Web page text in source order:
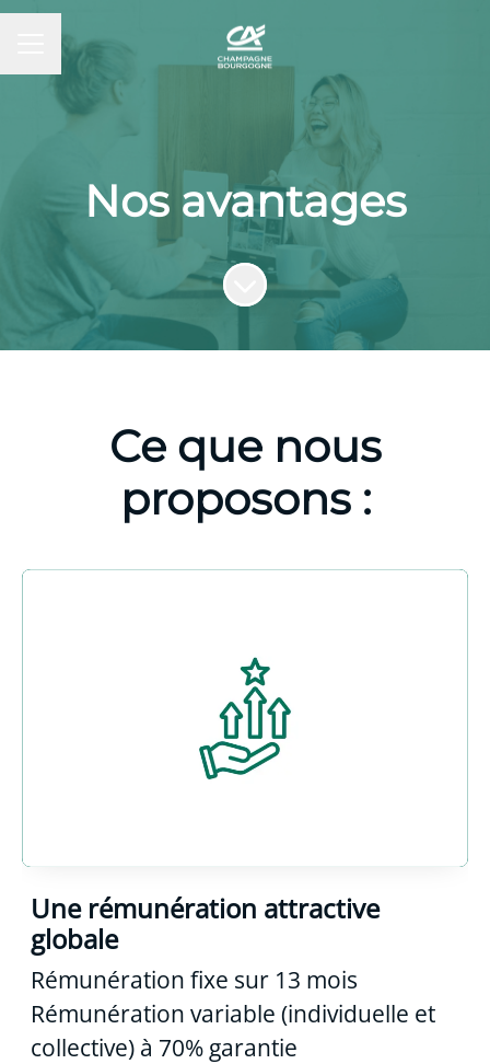
MENU CARRIÈRE
Nos avantages
Faire défiler jusqu'au contenu
Ce que nous
proposons :
Une rémunération attractive
globale
Rémunération fixe sur 13 mois
Rémunération variable (individuelle et
collective) à 70% garantie